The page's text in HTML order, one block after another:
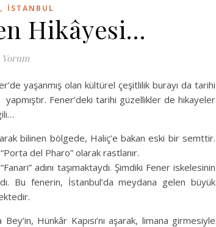
, İSTANBUL
Hikâyesi…
Yorum
yaşanmış olan kültürel çeşitlilik burayı da tarihi
Fener’deki tarihi güzellikler de hikayeler
bilinen bölgede, Haliç’e bakan eski bir semttir.
del Pharo” olarak rastlanır.
adını taşımaktaydı. Şimdiki Fener iskelesinin
Bu fenerin, İstanbul’da meydana gelen büyük
Hünkâr Kapısı’nı aşarak, limana girmesiyle